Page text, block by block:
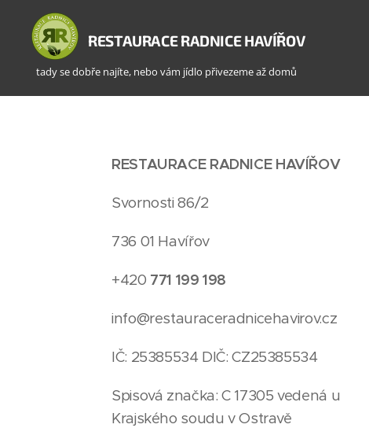
RESTAURACE RADNICE HAVÍŘOV
tady se dobře najíte, nebo vám jídlo přivezeme až domů
RESTAURACE RADNICE HAVÍŘOV
Svornosti 86/2
736 01 Havířov
+420 771 199 198
info@restauraceradnicehavirov.cz
IČ: 25385534 DIČ: CZ25385534
Spisová značka: C 17305 vedená u
Krajského soudu v Ostravě